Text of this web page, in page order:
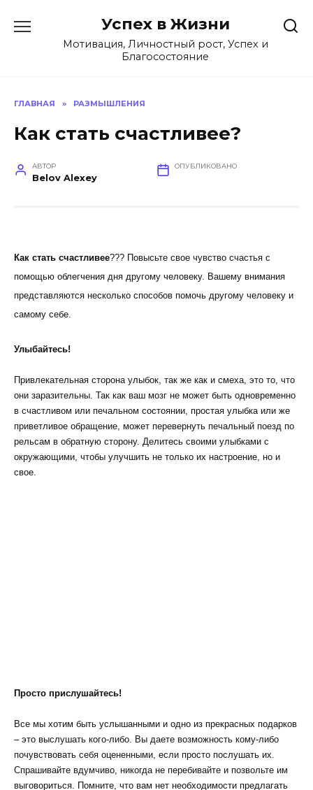
содержанию
Успех в Жизни
Мотивация, Личностный рост, Успех и
Благосостояние
ГЛАВНАЯ » РАЗМЫШЛЕНИЯ
Как стать счастливее?
АВТОР
Belov Alexey
ОПУБЛИКОВАНО
Как стать счастливее??? Повысьте свое чувство счастья с
помощью облегчения дня другому человеку. Вашему внимания
представляются несколько способов помочь другому человеку и
самому себе.
Улыбайтесь!
Привлекательная сторона улыбок, так же как и смеха, это то, что
они заразительны. Так как ваш мозг не может быть одновременно
в счастливом или печальном состоянии, простая улыбка или же
приветливое обращение, может перевернуть печальный поезд по
рельсам в обратную сторону. Делитесь своими улыбками с
окружающими, чтобы улучшить не только их настроение, но и
свое.
Просто прислушайтесь!
Все мы хотим быть услышанными и одно из прекрасных подарков
– это выслушать кого-либо. Вы даете возможность кому-либо
почувствовать себя оцененными, если просто послушать их.
Спрашивайте вдумчиво, никогда не перебивайте и позвольте им
выговориться. Помните, что вам нет необходимости предлагать